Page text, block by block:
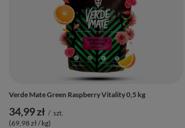
Verde Mate Green Raspberry Vitality 0,5 kg
34,99 zł / szt.
(69,98 zł / kg)